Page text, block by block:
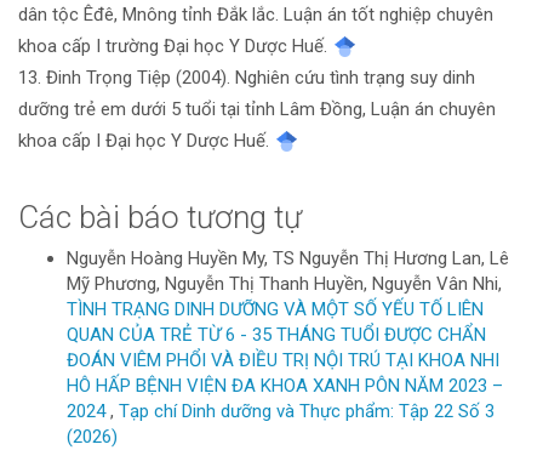
dân tộc Êđê, Mnông tỉnh Đắk lắc. Luận án tốt nghiệp chuyên
khoa cấp I trường Đại học Y Dược Huế.
13. Đinh Trọng Tiệp (2004). Nghiên cứu tình trạng suy dinh
dưỡng trẻ em dưới 5 tuổi tại tỉnh Lâm Đồng, Luận án chuyên
khoa cấp I Đại học Y Dược Huế.
Các bài báo tương tự
Nguyễn Hoàng Huyền My, TS Nguyễn Thị Hương Lan, Lê
Mỹ Phương, Nguyễn Thị Thanh Huyền, Nguyễn Vân Nhi,
TÌNH TRẠNG DINH DƯỠNG VÀ MỘT SỐ YẾU TỐ LIÊN
QUAN CỦA TRẺ TỪ 6 - 35 THÁNG TUỔI ĐƯỢC CHẨN
ĐOÁN VIÊM PHỔI VÀ ĐIỀU TRỊ NỘI TRÚ TẠI KHOA NHI
HÔ HẤP BỆNH VIỆN ĐA KHOA XANH PÔN NĂM 2023 –
2024, Tạp chí Dinh dưỡng và Thực phẩm: Tập 22 Số 3
(2026)